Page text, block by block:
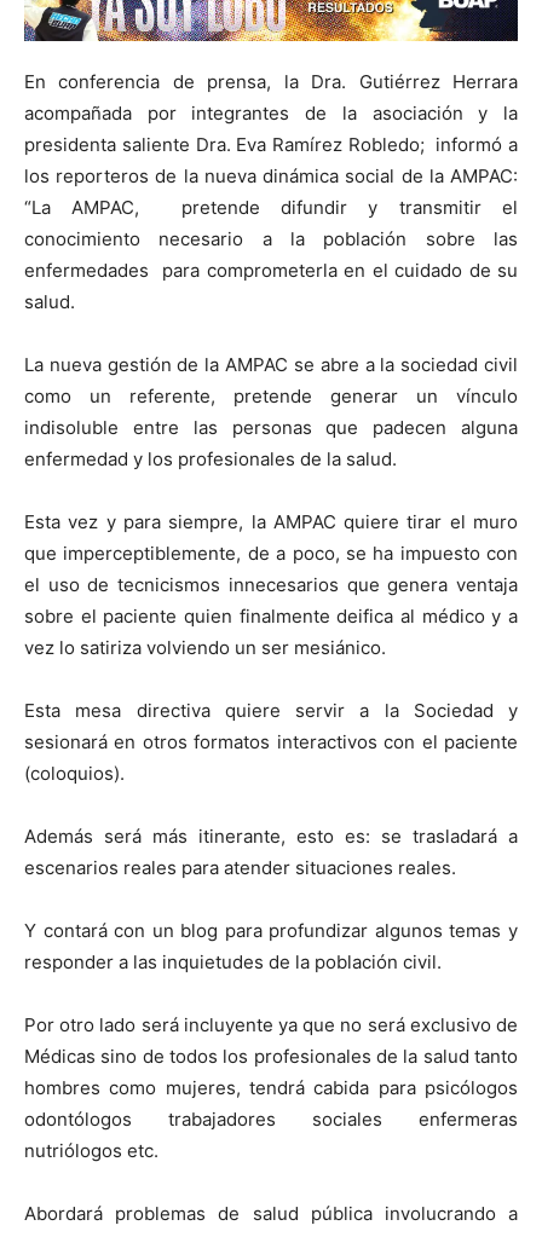
En conferencia de prensa, la Dra. Gutiérrez Herrara
acompañada por integrantes de la asociación y la
presidenta saliente Dra. Eva Ramírez Robledo; informó a
los reporteros de la nueva dinámica social de la AMPAC:
“La AMPAC, pretende difundir y transmitir el
conocimiento necesario a la población sobre las
enfermedades para comprometerla en el cuidado de su
salud.
La nueva gestión de la AMPAC se abre a la sociedad civil
como un referente, pretende generar un vínculo
indisoluble entre las personas que padecen alguna
enfermedad y los profesionales de la salud.
Esta vez y para siempre, la AMPAC quiere tirar el muro
que imperceptiblemente, de a poco, se ha impuesto con
el uso de tecnicismos innecesarios que genera ventaja
sobre el paciente quien finalmente deifica al médico y a
vez lo satiriza volviendo un ser mesiánico.
Esta mesa directiva quiere servir a la Sociedad y
sesionará en otros formatos interactivos con el paciente
(coloquios).
Además será más itinerante, esto es: se trasladará a
escenarios reales para atender situaciones reales.
Y contará con un blog para profundizar algunos temas y
responder a las inquietudes de la población civil.
Por otro lado será incluyente ya que no será exclusivo de
Médicas sino de todos los profesionales de la salud tanto
hombres como mujeres, tendrá cabida para psicólogos
odontólogos trabajadores sociales enfermeras
nutriólogos etc.
Abordará problemas de salud pública involucrando a